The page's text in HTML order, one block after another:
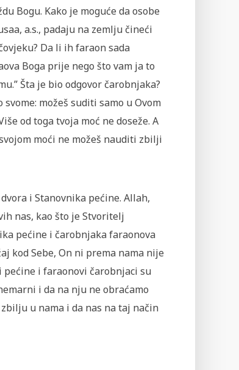
Bogu. Kako je moguće da osobe
a.s., padaju na zemlju čineći
Da li ih faraon sada
Boga prije nego što vam ja to
Šta je bio odgovor čarobnjaka?
možeš suditi samo u Ovom
od toga tvoja moć ne doseže. A
moći ne možeš nauditi zbilji
i Stanovnika pećine. Allah,
nas, kao što je Stvoritelj
pećine i čarobnjaka faraonova
kod Sebe, On ni prema nama nije
pećine i faraonovi čarobnjaci su
i da na nju ne obraćamo
u nama i da nas na taj način